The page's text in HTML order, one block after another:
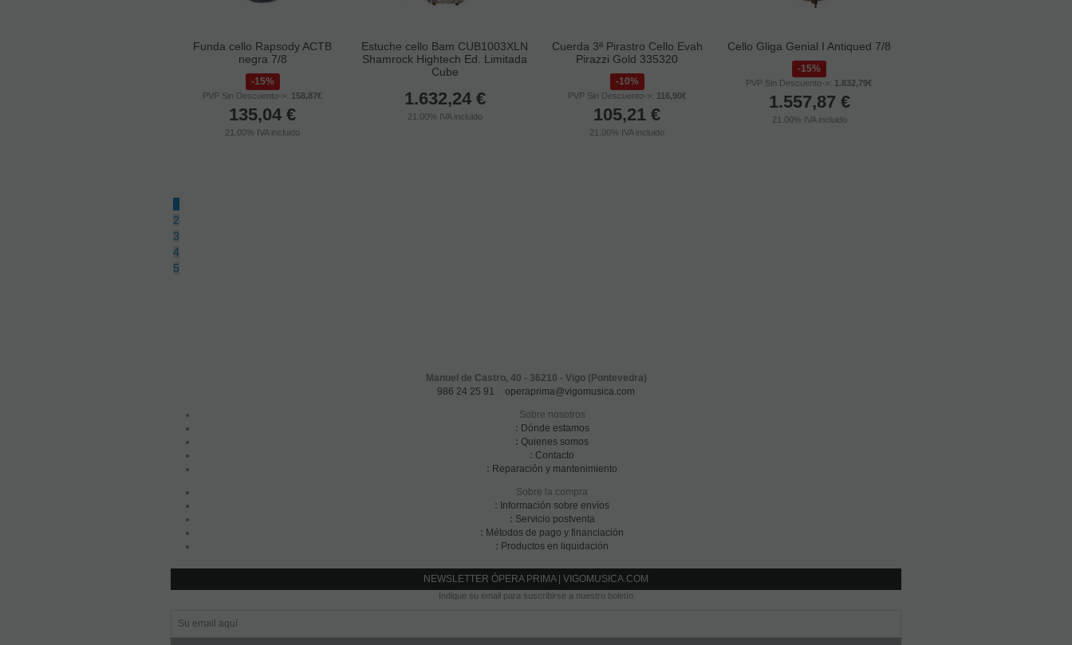
Funda cello Rapsody ACTB
negra 7/8
15%
PVP Sin Descuento->: 158,87€
135,04 €
21.00% IVA incluido
Estuche cello Bam CUB1003XLN
Shamrock Hightech Ed. Limitada
Cube
1.632,24 €
21.00% IVA incluido
Cuerda 3ª Pirastro Cello Evah
Pirazzi Gold 335320
10%
PVP Sin Descuento->: 116,90€
105,21 €
21.00% IVA incluido
Cello Gliga Genial I Antiqued 7/8
15%
PVP Sin Descuento->: 1.832,79€
1.557,87 €
21.00% IVA incluido
2
3
4
5
Manuel de Castro, 40 - 36210 - Vigo (Pontevedra)
986 24 25 91
operaprima@vigomusica.com
Sobre nosotros
: Dónde estamos
: Quienes somos
: Contacto
: Reparación y mantenimiento
Sobre la compra
: Información sobre envíos
: Servicio postventa
: Métodos de pago y financiación
: Productos en liquidación
NEWSLETTER ÓPERA PRIMA | VIGOMUSICA.COM
Indique su email para suscribirse a nuestro boletín